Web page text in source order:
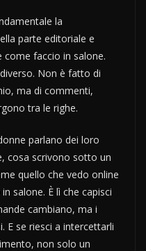
la
parte editoriale e
faccio in salone.
Non è fatto di
ma di commenti,
tra le righe.
parlano dei loro
cosa scrivono sotto un
quello che vedo online
salone. È lì che capisci
cambiano, ma i
E se riesci a intercettarli
non solo un